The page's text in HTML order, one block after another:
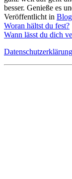
besser. Genieße es
Veröffentlicht in
Woran hältst du fest?
Wann lässt du dich